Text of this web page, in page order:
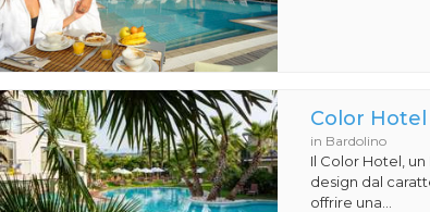
Color Hotel
in Bardolino
Il Color Hotel,
design dal
offrire una...